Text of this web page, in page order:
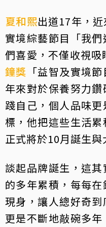
夏和熙出道17年，
實境綜藝節目「我
們喜愛，不僅收視
鐘獎 「益智及實境
年來對於保養努力
踐自己，個人品味
標，他把這些生活
正式將於10月誕生與
談起品牌誕生，這
的多年累積，每每
現身，讓人總好奇
更是不斷地敲碗多